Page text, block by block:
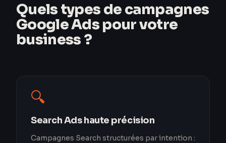
Quels types de campagnes
Google Ads pour votre
business ?
🔍
Search Ads haute précision
Campagnes Search structurées par intention :